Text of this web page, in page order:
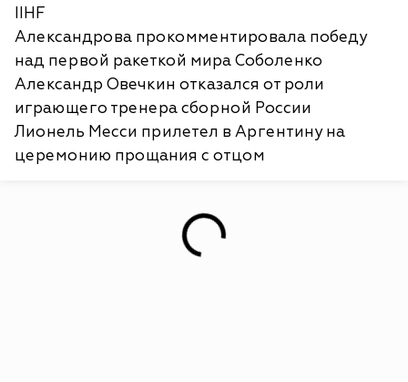
IIHF
Александрова прокомментировала победу
над первой ракеткой мира Соболенко
Александр Овечкин отказался от роли
играющего тренера сборной России
Лионель Месси прилетел в Аргентину на
церемонию прощания с отцом